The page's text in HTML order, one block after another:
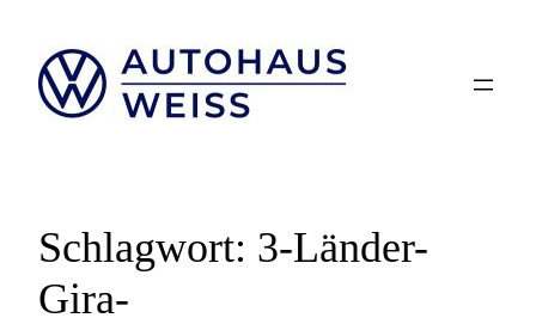
Inhalt
springen
Schlagwort: 3-Länder-
Gira-